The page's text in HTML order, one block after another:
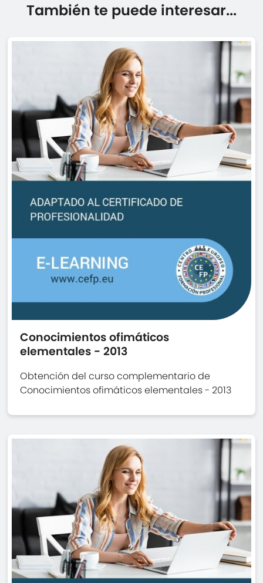
También te puede interesar...
Conocimientos ofimáticos
elementales - 2013
Obtención del curso complementario de
Conocimientos ofimáticos elementales - 2013